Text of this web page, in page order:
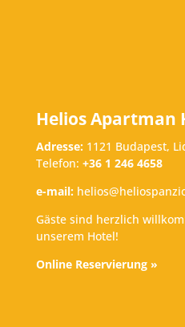
Helios Apartman
Adresse:1121 Budapest,
Telefon: +36 1 246 4658
e-mail:
Gäste sind herzlich
unserem Hotel!
Online Reservierung »